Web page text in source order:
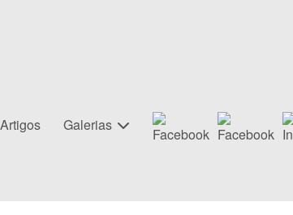
Artigos Galerias